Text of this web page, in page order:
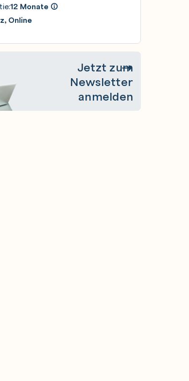
12 Monate
Online
Jetzt zum
Newsletter
anmelden